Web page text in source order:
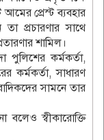
প্রেস্ট ব্যবহার
প্রচারণার সাথে
শামিল।
পুলিশের কর্মকর্তা,
কর্মকর্তা, সাধারণ
সামনে তার
বলেও স্বীকারোক্তি